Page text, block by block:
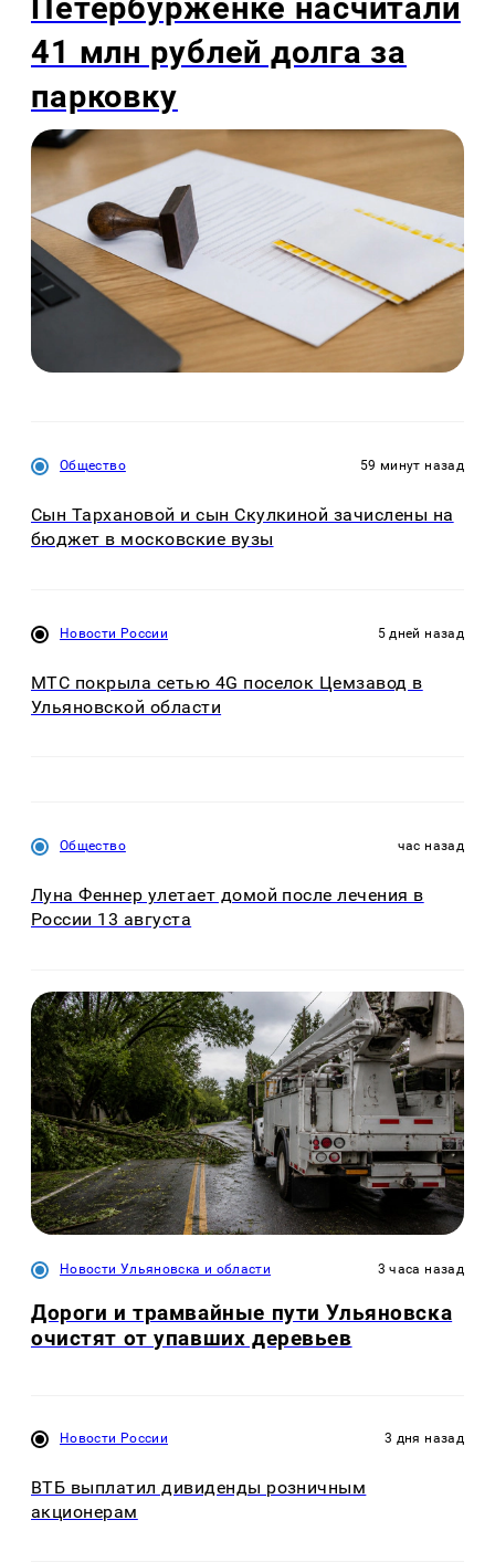
41 млн рублей долга за
парковку
Общество 59 минут назад
Сын Тархановой и сын Скулкиной зачислены на
бюджет в московские вузы
Новости России 5 дней назад
МТС покрыла сетью 4G поселок Цемзавод в
Ульяновской области
Общество час назад
Луна Феннер улетает домой после лечения в
России 13 августа
Новости Ульяновска и области 3 часа назад
Дороги и трамвайные пути Ульяновска
очистят от упавших деревьев
Новости России 3 дня назад
ВТБ выплатил дивиденды розничным
акционерам